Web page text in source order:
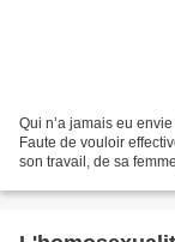
Qui n’a jamais eu
Faute de vouloir
son travail, de sa